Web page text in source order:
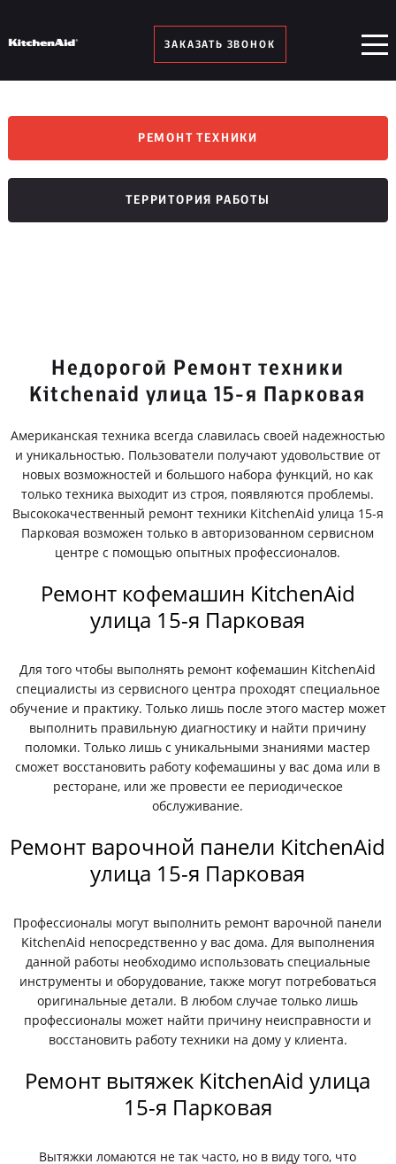
ЗАКАЗАТЬ ЗВОНОК
РЕМОНТ ТЕХНИКИ
ТЕРРИТОРИЯ РАБОТЫ
Недорогой Ремонт техники
Kitchenaid улица 15-я Парковая
Американская техника всегда славилась своей надежностью
и уникальностью. Пользователи получают удовольствие от
новых возможностей и большого набора функций, но как
только техника выходит из строя, появляются проблемы.
Высококачественный ремонт техники KitchenAid улица 15-я
Парковая возможен только в авторизованном сервисном
центре с помощью опытных профессионалов.
Ремонт кофемашин KitchenAid
улица 15-я Парковая
Для того чтобы выполнять ремонт кофемашин KitchenAid
специалисты из сервисного центра проходят специальное
обучение и практику. Только лишь после этого мастер может
выполнить правильную диагностику и найти причину
поломки. Только лишь с уникальными знаниями мастер
сможет восстановить работу кофемашины у вас дома или в
ресторане, или же провести ее периодическое
обслуживание.
Ремонт варочной панели KitchenAid
улица 15-я Парковая
Профессионалы могут выполнить ремонт варочной панели
KitchenAid непосредственно у вас дома. Для выполнения
данной работы необходимо использовать специальные
инструменты и оборудование, также могут потребоваться
оригинальные детали. В любом случае только лишь
профессионалы может найти причину неисправности и
восстановить работу техники на дому у клиента.
Ремонт вытяжек KitchenAid улица
15-я Парковая
Вытяжки ломаются не так часто, но в виду того, что